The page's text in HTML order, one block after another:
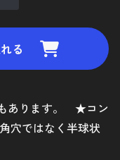
る
あります。 ★コン
穴ではなく半球状